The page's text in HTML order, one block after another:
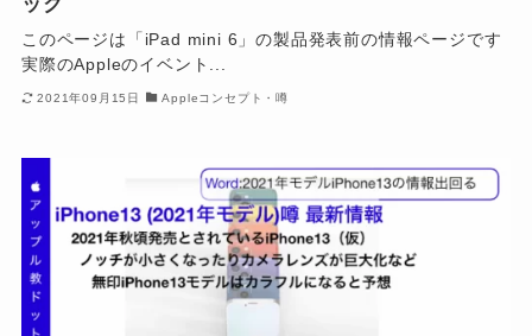
ック
このページは「iPad mini 6」の製品発表前の情報ページです
実際のAppleのイベント...
2021年09月15日 Appleコンセプト・噂